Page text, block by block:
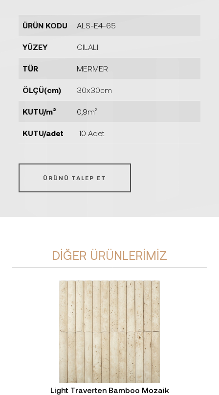
ÜRÜN KODU ALS-E4-65
YÜZEY CILALI
TÜR MERMER
ÖLÇÜ(cm) 30x30cm
KUTU/m² 0,9m²
KUTU/adet 10 Adet
ÜRÜNÜ TALEP ET
DIĞER ÜRÜNLERIMIZ
Light Traverten Bamboo Mozaik